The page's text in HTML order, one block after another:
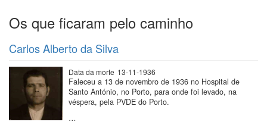
Os que ficaram pelo caminho
Carlos Alberto da Silva
Data da morte 13-11-1936
Faleceu a 13 de novembro de 1936 no Hospital de
Santo António, no Porto, para onde foi levado, na
véspera, pela PVDE do Porto.
…